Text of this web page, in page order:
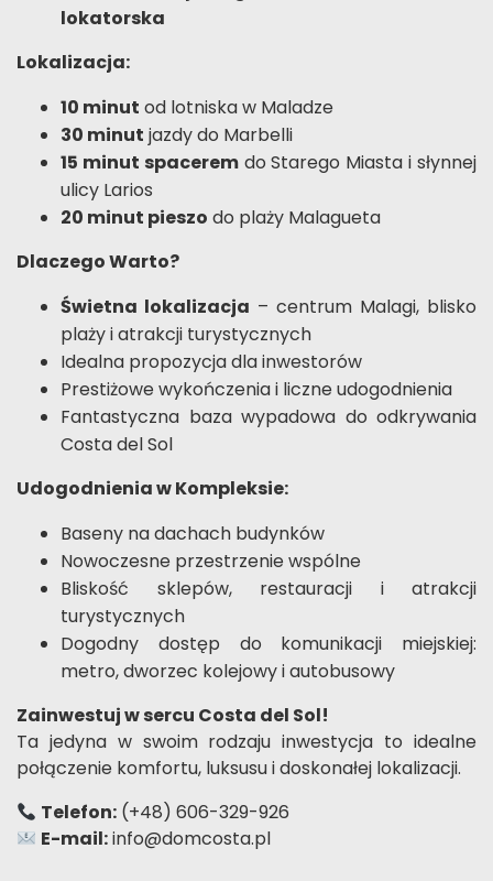
lokatorska
Lokalizacja:
10 minut od lotniska w Maladze
30 minut jazdy do Marbelli
15 minut spaceremdo Starego Miasta i słynnej
ulicy Larios
20 minut pieszo do plaży Malagueta
Dlaczego Warto?
Świetna lokalizacja – centrum Malagi, blisko
plaży i atrakcji turystycznych
Idealna propozycja dla inwestorów
Prestiżowe wykończenia i liczne udogodnienia
Fantastyczna baza wypadowa do odkrywania
Costa del Sol
Udogodnienia w Kompleksie:
Baseny na dachach budynków
Nowoczesne przestrzenie wspólne
Bliskość sklepów, restauracji i atrakcji
turystycznych
Dogodny dostęp do komunikacji miejskiej:
metro, dworzec kolejowy i autobusowy
Zainwestuj w sercu Costa del Sol!
Ta jedyna w swoim rodzaju inwestycja to idealne
połączenie komfortu, luksusu i doskonałej lokalizacji.
Telefon: (+48) 606-329-926
E-mail:info@domcosta.pl